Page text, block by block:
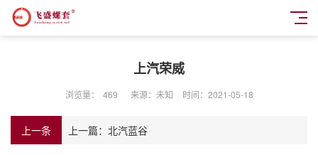
上汽荣威
浏览量： 469 来源：未知 时间：2021-05-18
上一条 上一篇： 北汽蓝谷